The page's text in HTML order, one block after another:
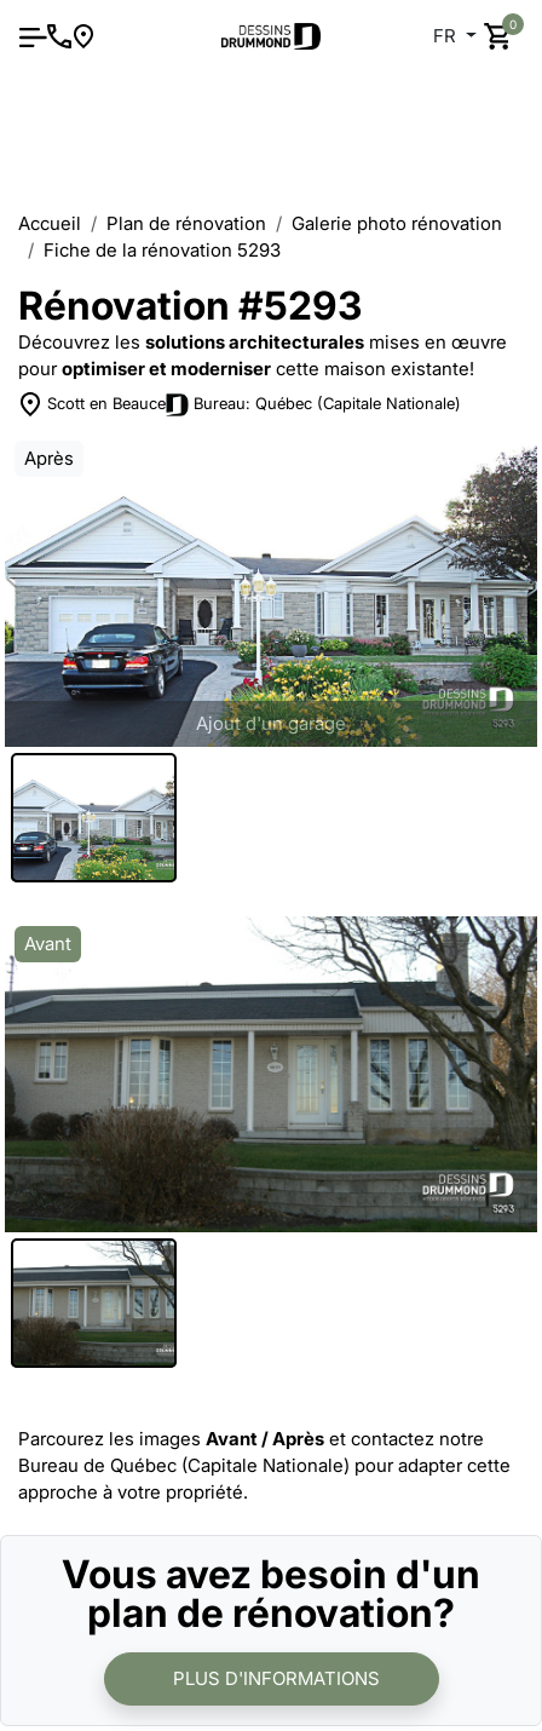
FR
0
Accueil Plan de rénovation
Galerie photo rénovation
Fiche de la rénovation 5293
Rénovation #5293
Découvrez les solutions architecturales mises en œuvre
pouroptimiser et moderniser cette maison existante!
Scott en Beauce Bureau: Québec (Capitale Nationale)
Après
Ajout d'un garage
Avant
Parcourez les images Avant / Après et contactez notre
Bureau de Québec (Capitale Nationale) pour adapter cette
approche à votre propriété.
Vous avez besoin d'un
plan de rénovation?
PLUS D'INFORMATIONS